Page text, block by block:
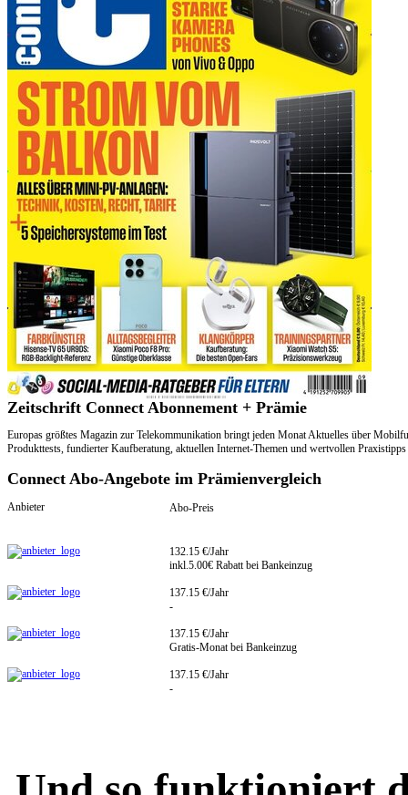
Zeitschrift Connect Abonnement + Prämie
Europas größtes Magazin zur Telekommunikation bringt jeden Monat Aktuelles über
Produkttests, fundierter Kaufberatung, aktuellen Internet-Themen und wertvollen
Connect Abo-Angebote im Prämienvergleich
Anbieter Abo-Preis
132.15 €/Jahr
inkl.5.00€ Rabatt bei Bankeinzug
137.15 €/Jahr
-
137.15 €/Jahr
Gratis-Monat bei Bankeinzug
137.15 €/Jahr
-